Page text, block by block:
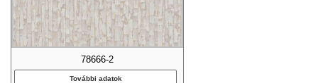
78666-2
További adatok